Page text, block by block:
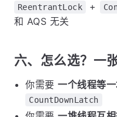
ReentrantLock +
和 AQS 无关
六、怎么选？一
你需要一个线程等
CountDownLatch